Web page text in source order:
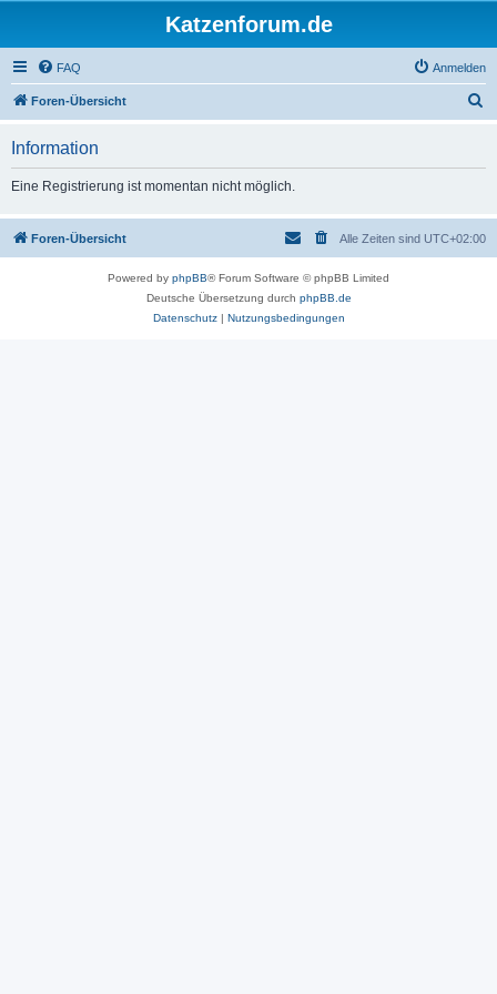
Katzenforum.de
FAQ Anmelden
Foren-Übersicht
Information
Eine Registrierung ist momentan nicht möglich.
Foren-Übersicht Alle Zeiten sind UTC+02:00
Powered by phpBB® Forum Software © phpBB Limited
Deutsche Übersetzung durch phpBB.de
Datenschutz| Nutzungsbedingungen